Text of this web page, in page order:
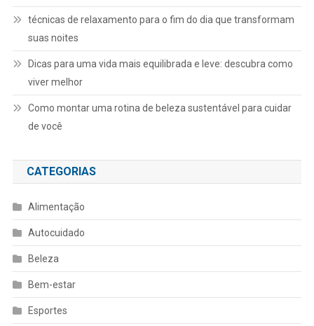
técnicas de relaxamento para o fim do dia que transformam
suas noites
Dicas para uma vida mais equilibrada e leve: descubra como
viver melhor
Como montar uma rotina de beleza sustentável para cuidar
de você
CATEGORIAS
Alimentação
Autocuidado
Beleza
Bem-estar
Esportes